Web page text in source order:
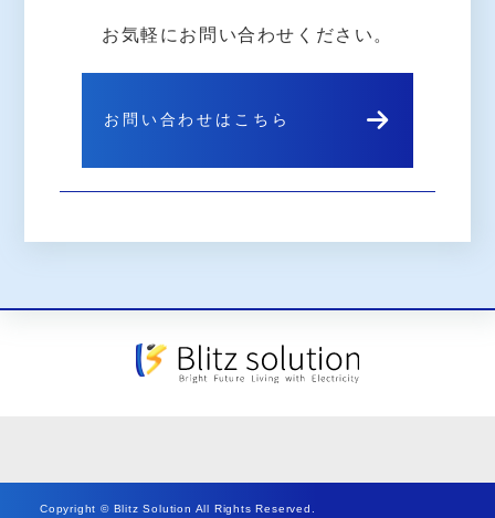
お気軽にお問い合わせください。
お問い合わせはこちら
Copyright © Blitz Solution All Rights Reserved.